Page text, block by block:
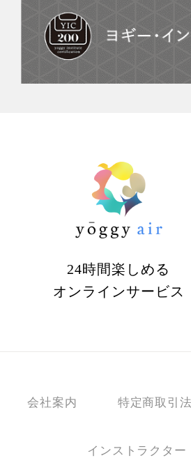
24時間楽しめる
オンラインサービス
会社案内 特定商取引
インストラクター